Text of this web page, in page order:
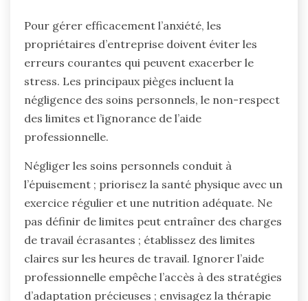
Pour gérer efficacement l’anxiété, les
propriétaires d’entreprise doivent éviter les
erreurs courantes qui peuvent exacerber le
stress. Les principaux pièges incluent la
négligence des soins personnels, le non-respect
des limites et l’ignorance de l’aide
professionnelle.
Négliger les soins personnels conduit à
l’épuisement ; priorisez la santé physique avec un
exercice régulier et une nutrition adéquate. Ne
pas définir de limites peut entraîner des charges
de travail écrasantes ; établissez des limites
claires sur les heures de travail. Ignorer l’aide
professionnelle empêche l’accès à des stratégies
d’adaptation précieuses ; envisagez la thérapie